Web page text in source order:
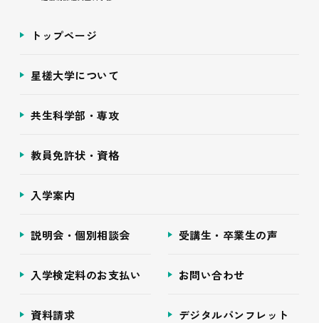
トップページ
星槎大学について
共生科学部・専攻
教員免許状・資格
入学案内
説明会・個別相談会 受講生・卒業生の声
入学検定料のお支払い お問い合わせ
資料請求 デジタルパンフレット